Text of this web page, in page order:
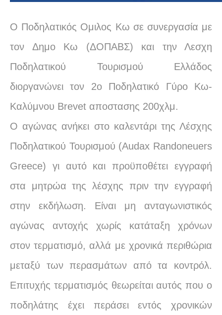
Ο Ποδηλατικός Ομιλος Κω σε συνεργασία με
τον Δημο Κω (ΔΟΠΑΒΣ) και την Λεσχη
Ποδηλατικού Τουρισμού Ελλάδος
διοργανώνει τον 2ο Ποδηλατικό Γύρο Κω-
Καλύμνου Brevet αποστασης 200χλμ.
Ο αγώνας ανήκει στο καλεντάρι της Λέσχης
Ποδηλατικού Τουρισμού (Audax Randoneuers
Greece) γι αυτό και προϋποθέτει εγγραφή
στα μητρώα της λέσχης πριν την εγγραφή
στην εκδήλωση. Είναι μη ανταγωνιστικός
αγώνας αντοχής χωρίς κατάταξη χρόνων
στον τερματισμό, αλλά με χρονικά περιθώρια
μεταξύ των περασμάτων από τα κοντρόλ.
Επιτυχής τερματισμός θεωρείται αυτός που ο
ποδηλάτης έχει περάσει εντός χρονικών